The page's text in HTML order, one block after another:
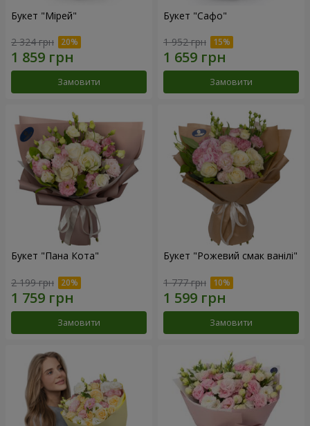
Букет "Мірей"
2 324 грн
Замовити
Букет "Сафо"
1 952 грн
Замовити
Букет "Пана Кота"
2 199 грн
Замовити
Букет "Рожевий смак ванілі"
1 777 грн
Замовити